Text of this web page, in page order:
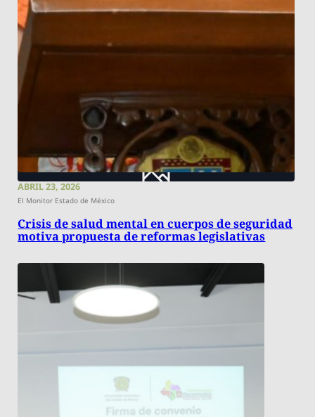
ABRIL 23, 2026
El Monitor Estado de México
Crisis de salud mental en cuerpos de seguridad
motiva propuesta de reformas legislativas